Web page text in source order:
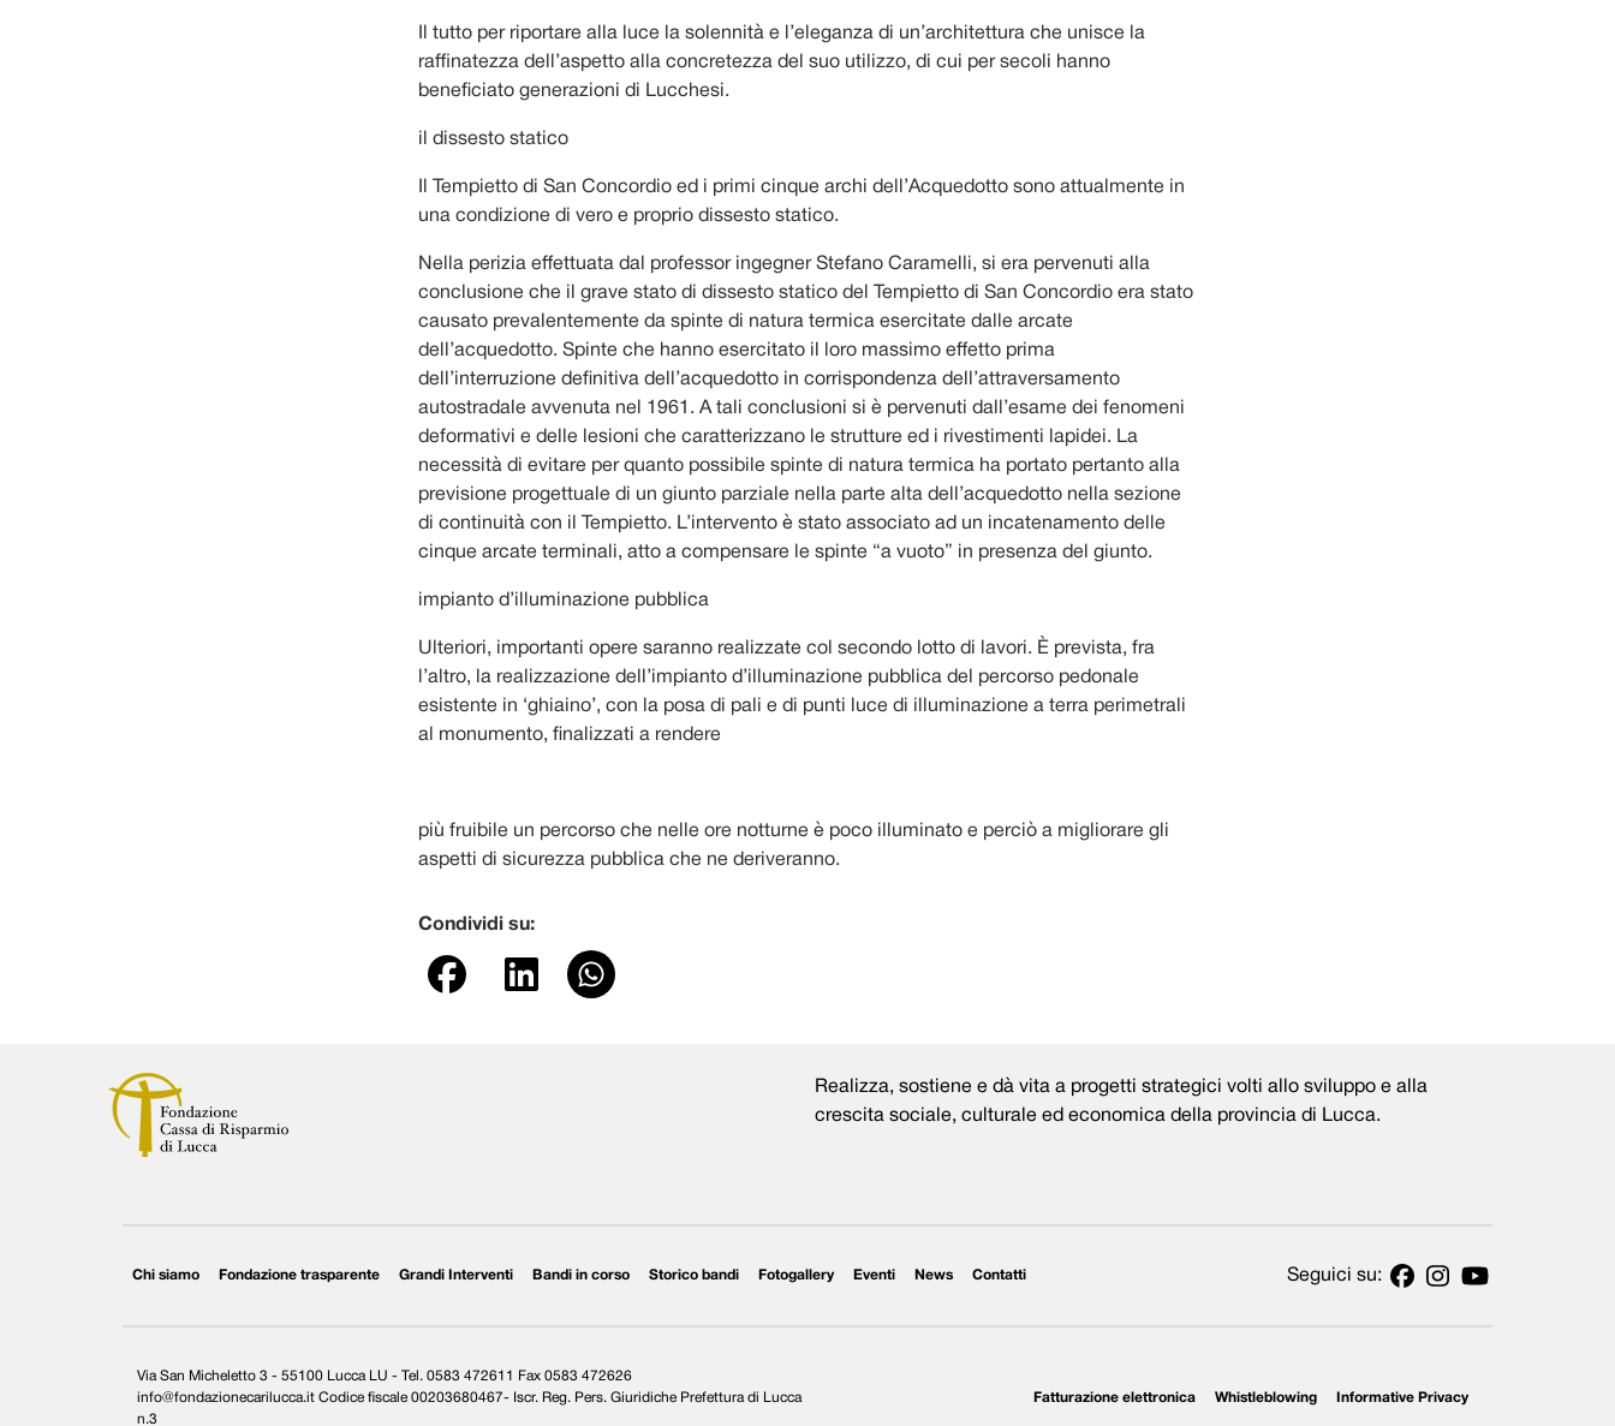
Il tutto per riportare alla luce la solennità e l’eleganza di un’architettura che unisce la
raffinatezza dell’aspetto alla concretezza del suo utilizzo, di cui per secoli hanno
beneficiato generazioni di Lucchesi.
il dissesto statico
Il Tempietto di San Concordio ed i primi cinque archi dell’Acquedotto sono attualmente in
una condizione di vero e proprio dissesto statico.
Nella perizia effettuata dal professor ingegner Stefano Caramelli, si era pervenuti alla
conclusione che il grave stato di dissesto statico del Tempietto di San Concordio era stato
causato prevalentemente da spinte di natura termica esercitate dalle arcate
dell’acquedotto. Spinte che hanno esercitato il loro massimo effetto prima
dell’interruzione definitiva dell’acquedotto in corrispondenza dell’attraversamento
autostradale avvenuta nel 1961. A tali conclusioni si è pervenuti dall’esame dei fenomeni
deformativi e delle lesioni che caratterizzano le strutture ed i rivestimenti lapidei. La
necessità di evitare per quanto possibile spinte di natura termica ha portato pertanto alla
previsione progettuale di un giunto parziale nella parte alta dell’acquedotto nella sezione
di continuità con il Tempietto. L’intervento è stato associato ad un incatenamento delle
cinque arcate terminali, atto a compensare le spinte “a vuoto” in presenza del giunto.
impianto d’illuminazione pubblica
Ulteriori, importanti opere saranno realizzate col secondo lotto di lavori. È prevista, fra
l’altro, la realizzazione dell’impianto d’illuminazione pubblica del percorso pedonale
esistente in ‘ghiaino’, con la posa di pali e di punti luce di illuminazione a terra perimetrali
al monumento, finalizzati a rendere
più fruibile un percorso che nelle ore notturne è poco illuminato e perciò a migliorare gli
aspetti di sicurezza pubblica che ne deriveranno.
Condividi su:
Realizza, sostiene e dà vita a progetti strategici volti allo sviluppo e alla
crescita sociale, culturale ed economica della provincia di Lucca.
Chi siamo Fondazione trasparente Grandi Interventi Bandi in corso Storico bandi Fotogallery Eventi News Contatti Seguici su:
Via San Micheletto 3 - 55100 Lucca LU - Tel. 0583 472611 Fax 0583 472626
info@fondazionecarilucca.it Codice fiscale 00203680467- Iscr. Reg. Pers. Giuridiche Prefettura di Lucca
n.3
Fatturazione elettronica Whistleblowing Informative Privacy